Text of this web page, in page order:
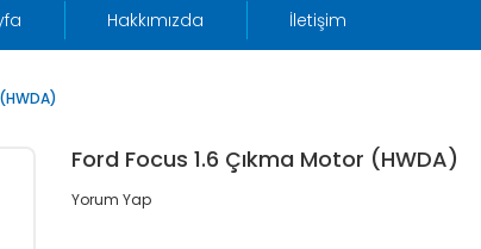
Hakkımızda İletişim
Ford Focus 1.6 Çıkma Motor (HWDA)
Yorum Yap